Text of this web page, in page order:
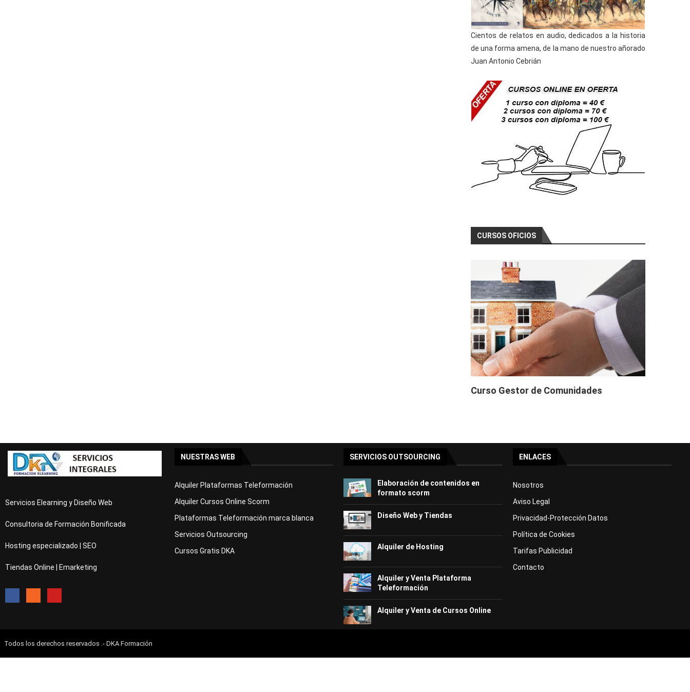
Cientos de relatos en audio, dedicados a la historia
de una forma amena, de la mano de nuestro añorado
Juan Antonio Cebrián
CURSOS OFICIOS
Curso Gestor de Comunidades
Servicios Elearning y Diseño Web
Consultoria de Formación Bonificada
Hosting especializado | SEO
Tiendas Online | Emarketing
NUESTRAS WEB
Alquiler Plataformas Teleformación
Alquiler Cursos Online Scorm
Plataformas Teleformación marca blanca
Servicios Outsourcing
Cursos Gratis DKA
SERVICIOS OUTSOURCING
Elaboración de contenidos en
formato scorm
Diseño Web y Tiendas
Alquiler de Hosting
Alquiler y Venta Plataforma
Teleformación
Alquiler y Venta de Cursos Online
ENLACES
Nosotros
Aviso Legal
Privacidad-Protección Datos
Política de Cookies
Tarifas Publicidad
Contacto
Todos los derechos reservados .- DKA Formación